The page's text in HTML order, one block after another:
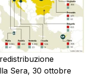
Sera, 30 ottobre